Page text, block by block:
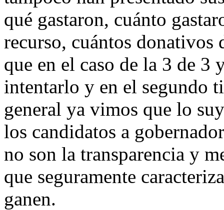
qué gastaron, cuánto
recurso, cuántos
que en el caso de la 3 de 3
intentarlo y en el segundo
general ya vimos que lo
los candidatos a
no son la transparencia y
que seguramente
ganen.